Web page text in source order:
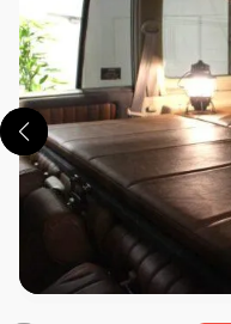
この画像の